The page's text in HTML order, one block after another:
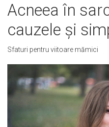
Acneea în
cauzele și
Sfaturi pentru viitoare mămici